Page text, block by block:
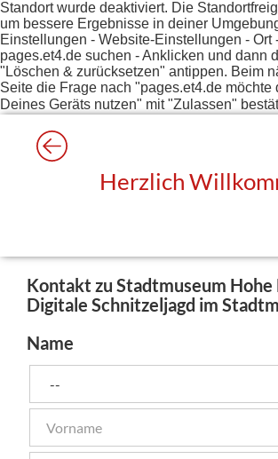
Standort wurde deaktiviert. Die
um bessere Ergebnisse in deiner
Einstellungen - Website-Einstellungen - Ort
pages.et4.de suchen - Anklicken und dann
"Löschen & zurücksetzen" antippen. Beim
Seite die Frage nach "pages.et4.de möchte
Deines Geräts nutzen" mit "Zulassen"
Herzlich
Kontakt zu Stadtmuseum Hohe
Digitale Schnitzeljagd im
Name